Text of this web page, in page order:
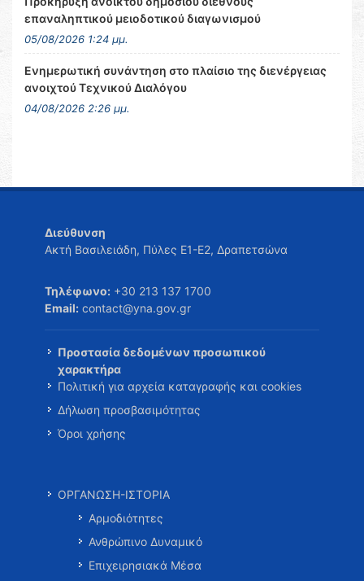
επαναληπτικού μειοδοτικού διαγωνισμού
05/08/2026 1:24 μμ.
Ενημερωτική συνάντηση στο πλαίσιο της διενέργειας
ανοιχτού Τεχνικού Διαλόγου
04/08/2026 2:26 μμ.
Διεύθυνση
Ακτή Βασιλειάδη, Πύλες Ε1-Ε2, Δραπετσώνα
Τηλέφωνο: +30 213 137 1700
Email: contact@yna.gov.gr
Προστασία δεδομένων προσωπικού
χαρακτήρα
Πολιτική για αρχεία καταγραφής και cookies
Δήλωση προσβασιμότητας
Όροι χρήσης
ΟΡΓΑΝΩΣΗ-ΙΣΤΟΡΙΑ
Αρμοδιότητες
Ανθρώπινο Δυναμικό
Επιχειρησιακά Μέσα